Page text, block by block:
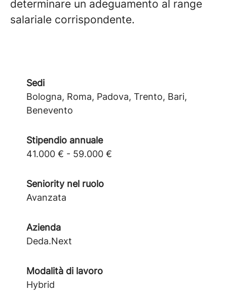
determinare un adeguamento al range
salariale corrispondente.
Sedi
Bologna, Roma, Padova, Trento, Bari,
Benevento
Stipendio annuale
41.000 € - 59.000 €
Seniority nel ruolo
Avanzata
Azienda
Deda.Next
Modalità di lavoro
Hybrid